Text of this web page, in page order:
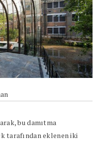
bu damıtma
tarafından eklenen iki